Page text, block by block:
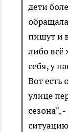
дети
пишут и
либо всё
себя, у
Вот есть
улице
сезона",